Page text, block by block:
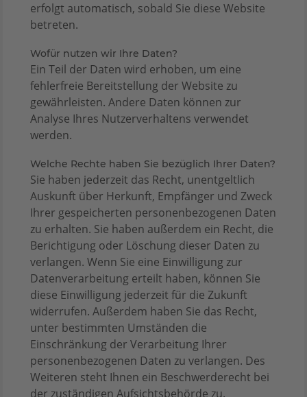
erfolgt automatisch, sobald Sie diese Website
betreten.
Wofür nutzen wir Ihre Daten?
Ein Teil der Daten wird erhoben, um eine
fehlerfreie Bereitstellung der Website zu
gewährleisten. Andere Daten können zur
Analyse Ihres Nutzerverhaltens verwendet
werden.
Welche Rechte haben Sie bezüglich Ihrer Daten?
Sie haben jederzeit das Recht, unentgeltlich
Auskunft über Herkunft, Empfänger und Zweck
Ihrer gespeicherten personenbezogenen Daten
zu erhalten. Sie haben außerdem ein Recht, die
Berichtigung oder Löschung dieser Daten zu
verlangen. Wenn Sie eine Einwilligung zur
Datenverarbeitung erteilt haben, können Sie
diese Einwilligung jederzeit für die Zukunft
widerrufen. Außerdem haben Sie das Recht,
unter bestimmten Umständen die
Einschränkung der Verarbeitung Ihrer
personenbezogenen Daten zu verlangen. Des
Weiteren steht Ihnen ein Beschwerderecht bei
der zuständigen Aufsichtsbehörde zu.